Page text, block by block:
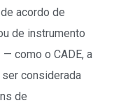
acordo de
de instrumento
como o CADE, a
considerada
de